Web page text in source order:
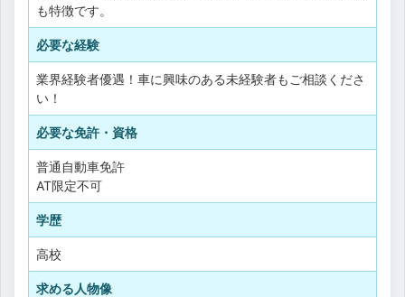
も特徴です。
必要な経験
業界経験者優遇！車に興味のある未経験者もご相談くださ
い！
必要な免許・資格
普通自動車免許
AT限定不可
学歴
高校
求める人物像